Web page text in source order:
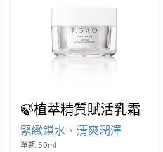
🍃植萃精質賦活乳霜
緊緻鎖水、清爽潤澤
單瓶 50ml